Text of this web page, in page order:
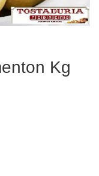
Kg